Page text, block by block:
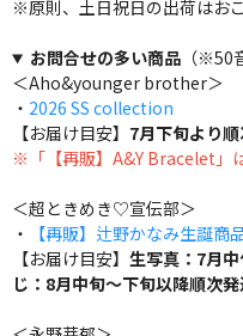
※原則、土日祝日の出荷はお
お問合せの多い商品（※50
＜Aho&younger brother＞
・ 2026 SS collection
【お届け目安】 7月下旬より
※「【再販】A&Y Bracelet」
＜超ときめき♡宣伝部＞
・
【再販】辻野かなみ生誕商
【お届け目安】 生写真：7月
じ：8月中旬～下旬以降順次